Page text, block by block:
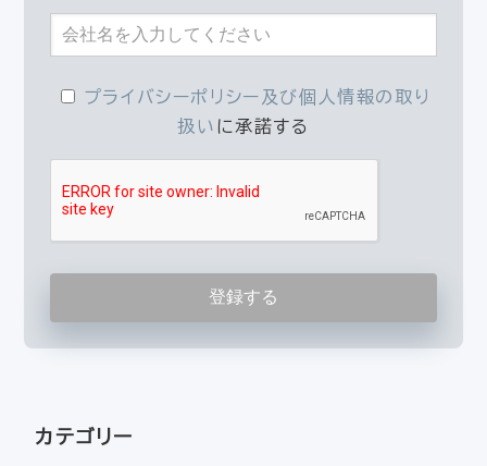
プライバシーポリシー及び個人情報の取り
扱い に承諾する
カテゴリー